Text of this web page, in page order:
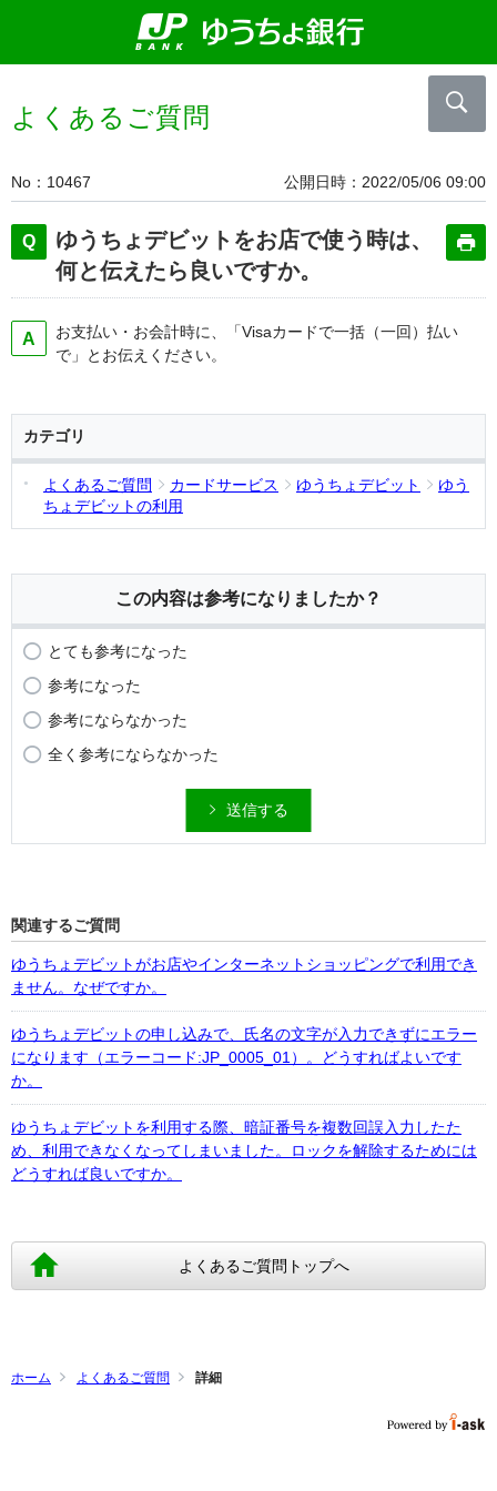
よくあるご質問
No 10467 公開日時 2022/05/06 09:00
ゆうちょデビットをお店で使う時は、
何と伝えたら良いですか。
お支払い・お会計時に、「Visaカードで一括（一回）払い
で」とお伝えください。
カテゴリ
よくあるご質問 カードサービス ゆうちょデビット
ゆう
ちょデビットの利用
この内容は参考になりましたか？
とても参考になった
参考になった
参考にならなかった
全く参考にならなかった
送信する
関連するご質問
ゆうちょデビットがお店やインターネットショッピングで利用でき
ません。なぜですか。
ゆうちょデビットの申し込みで、氏名の文字が入力できずにエラー
になります（エラーコード:JP_0005_01）。どうすればよいです
か。
ゆうちょデビットを利用する際、暗証番号を複数回誤入力したた
め、利用できなくなってしまいました。ロックを解除するためには
どうすれば良いですか。
よくあるご質問トップへ
ホーム よくあるご質問 詳細